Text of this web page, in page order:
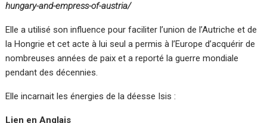
hungary-and-empress-of-austria/
Elle a utilisé son influence pour faciliter l’union de l’Autriche et de
la Hongrie et cet acte à lui seul a permis à l’Europe d’acquérir de
nombreuses années de paix et a reporté la guerre mondiale
pendant des décennies.
Elle incarnait les énergies de la déesse Isis :
Lien en Anglais